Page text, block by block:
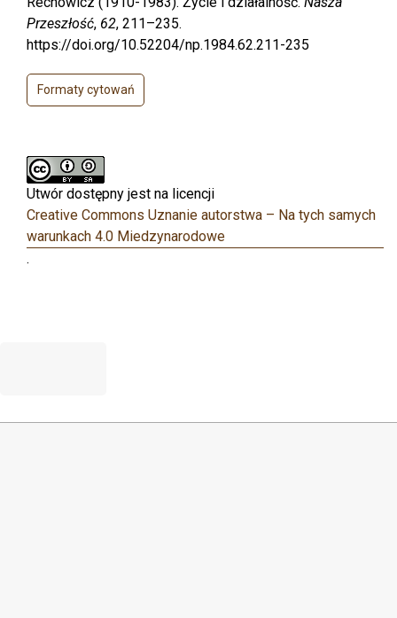
Przeszłość, 62, 211–235.
https://doi.org/10.52204/np.1984.62.211-235
Formaty cytowań
Utwór dostępny jest na licencji
Creative Commons Uznanie autorstwa – Na tych samych
warunkach 4.0 Miedzynarodowe
.